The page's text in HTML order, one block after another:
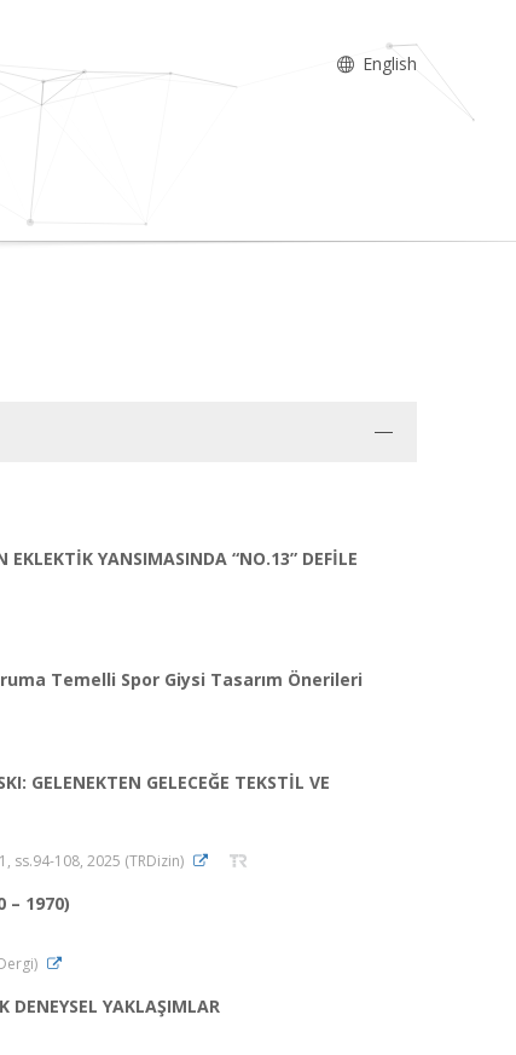
English
YANSIMASINDA “NO.13” DEFİLE
Temelli Spor Giysi Tasarım Önerileri
GELENEKTEN GELECEĞE TEKSTİL VE
ss.94-108, 2025 (TRDizin)
– 1970)
YAKLAŞIMLAR